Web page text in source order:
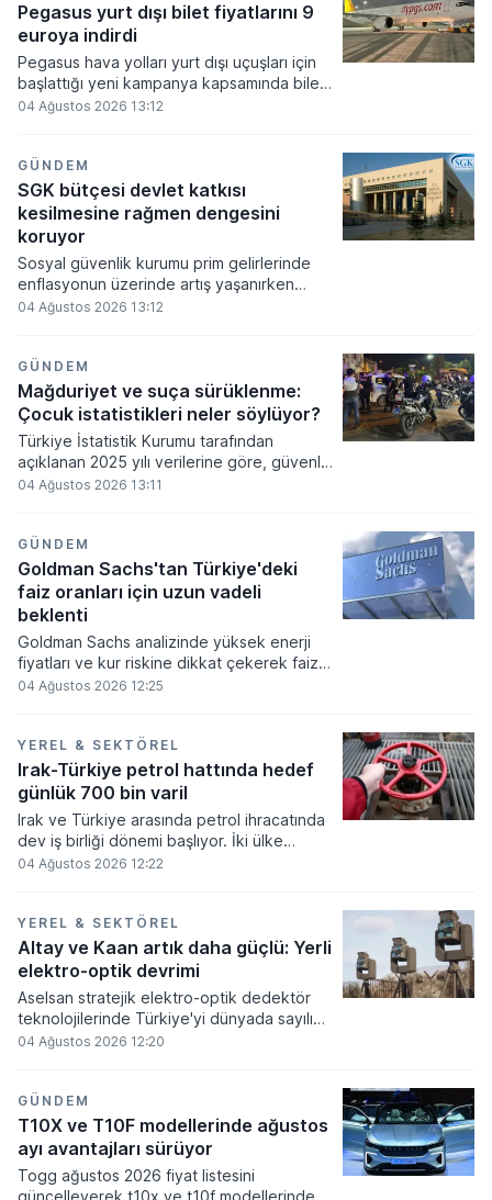
Pegasus yurt dışı bilet fiyatlarını 9
euroya indirdi
Pegasus hava yolları yurt dışı uçuşları için
başlattığı yeni kampanya kapsamında bilet
fiyatlarını 9 euro artı vergilerden başlayan
2026 tarihleri arasında satın alınacak
biletlerle 25 Ekim 2026 ve 27 Mart 2027
tarihleri arasındaki geniş bir uçuş dönemini
kapsıyor.
04 Ağustos 2026 13:12
GÜNDEM
SGK bütçesi devlet katkısı
kesilmesine rağmen dengesini
koruyor
Sosyal güvenlik kurumu prim gelirlerinde
enflasyonun üzerinde artış yaşanırken
devlet katkısı uygulamasının sona
sonucunda prim gelirleri yüzde 41,2
oranında yükselirken kurumun mali
tablolarındaki açık miktarının kağıt üzerinde
daha yüksek görünmesi bekleniyor.
04 Ağustos 2026 13:12
GÜNDEM
Mağduriyet ve suça sürüklenme:
Çocuk istatistikleri neler söylüyor?
Türkiye İstatistik Kurumu tarafından
açıklanan 2025 yılı verilerine göre, güvenlik
birimlerine gelen veya getirilen çocukların
çocukların bu birimlere geliş nedenleri
arasında mağduriyetin ve suça
sürüklenmenin en yüksek paya sahip
olduğunu ortaya koyuyor.
04 Ağustos 2026 13:11
GÜNDEM
Goldman Sachs'tan Türkiye'deki
faiz oranları için uzun vadeli
beklenti
Goldman Sachs analizinde yüksek enerji
fiyatları ve kur riskine dikkat çekerek faiz
oranlarının uzun süre korunması gerektiğini
enflasyon verileri sonrası para politikasında
temkinli duruşun sürdürülmesinin önemine
işaret edildi.
04 Ağustos 2026 12:25
YEREL & SEKTÖREL
Irak-Türkiye petrol hattında hedef
günlük 700 bin varil
Irak ve Türkiye arasında petrol ihracatında
dev iş birliği dönemi başlıyor. İki ülke
arasında imzalanan yeni mutabakat
hedefleniyor.
04 Ağustos 2026 12:22
YEREL & SEKTÖREL
Altay ve Kaan artık daha güçlü: Yerli
elektro-optik devrimi
Aselsan stratejik elektro-optik dedektör
teknolojilerinde Türkiye'yi dünyada sayılı
ülkeler arasına soktu. Milli imkanlarla
çok kritik platformda görev alıyor.
04 Ağustos 2026 12:20
GÜNDEM
T10X ve T10F modellerinde ağustos
ayı avantajları sürüyor
Togg ağustos 2026 fiyat listesini
güncelleyerek t10x ve t10f modellerinde